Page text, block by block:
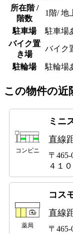
所在階 /
階数
1階/ 地
駐車場
駐車場
バイク置
き場
バイク
駐輪場 駐輪場
この物件の近
コンビニ
ミニ
直線
〒
４１０
薬局
コス
直線
〒